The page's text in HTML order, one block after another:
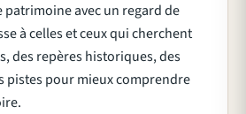
avec un regard de
à celles et ceux qui cherchent
des repères historiques, des
pistes pour mieux comprendre